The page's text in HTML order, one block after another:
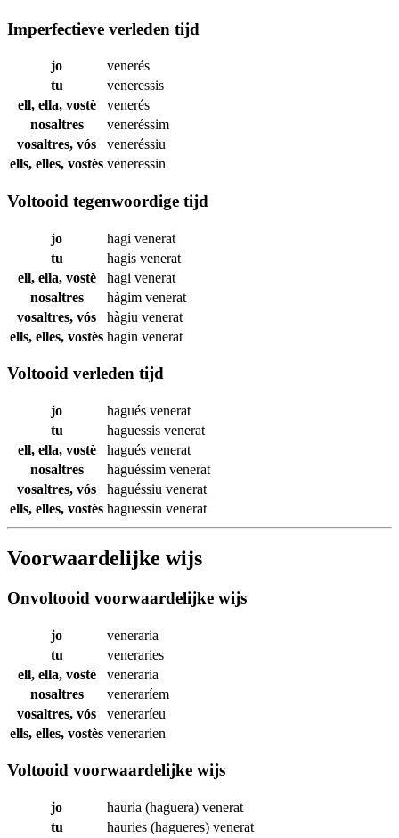
Imperfectieve verleden tijd
jo
venerés
tu
veneressis
ell, ella, vostè
venerés
nosaltres
veneréssim
vosaltres, vós
veneréssiu
ells, elles, vostès veneressin
Voltooid tegenwoordige tijd
jo hagi venerat
tu
hagis venerat
ell, ella, vostè
hagi venerat
nosaltres
hàgim venerat
vosaltres, vós
hàgiu venerat
ells, elles, vostès hagin venerat
Voltooid verleden tijd
jo hagués venerat
tu
haguessis venerat
ell, ella, vostè
hagués venerat
nosaltres
haguéssim venerat
vosaltres, vós
haguéssiu venerat
ells, elles, vostès haguessin venerat
Voorwaardelijke wijs
Onvoltooid voorwaardelijke wijs
jo
veneraria
tu
veneraries
ell, ella, vostè
veneraria
nosaltres
veneraríem
vosaltres, vós
veneraríeu
ells, elles, vostès venerarien
Voltooid voorwaardelijke wijs
jo hauria (haguera) venerat
tu
hauries (hagueres) venerat